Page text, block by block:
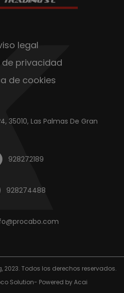
legal
de privacidad
de cookies
35010, Las Palmas De Gran
928272189
928274488
Todos los derechos reservados.
Solution- Powered byAcai